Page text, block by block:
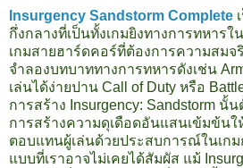
Insurgency Sandstorm Complete
กึ่งกลางที่เป็นทั้งเกมยิงทางการทหาร
เกมสายฮาร์ดคอร์ที่ต้องการความสมจ
จำลองบทบาททางการทหารดังเช่น
เล่นได้ง่ายปาน Call of Duty หรือ
การสร้าง Insurgency: Sandstorm นั้
การสร้างความดุเดือดอันแสนเข้มข้นใ
ตอบแทนผู้เล่นด้วยประสบการณ์ในเกม
แบบที่เราอาจไม่เคยได้สัมผัส แม้